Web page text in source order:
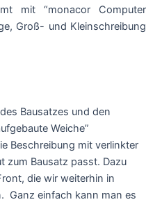
mit “monacor Computer
Groß- und Kleinschreibung
Bausatzes und den
Weiche”
Beschreibung mit verlinkter
zum Bausatz passt. Dazu
die wir weiterhin in
Ganz einfach kann man es